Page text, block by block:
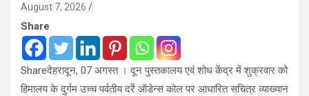
August 7, 2026
Share
Shareदेहरादून, 07 अगस्त । दून पुस्तकालय एवं शोध केंद्र में शुक्रवार को
हिमालय के दुर्गम उच्च पर्वतीय दर्रे ऑडेन्स कोल पर आधारित सचित्र व्याख्यान